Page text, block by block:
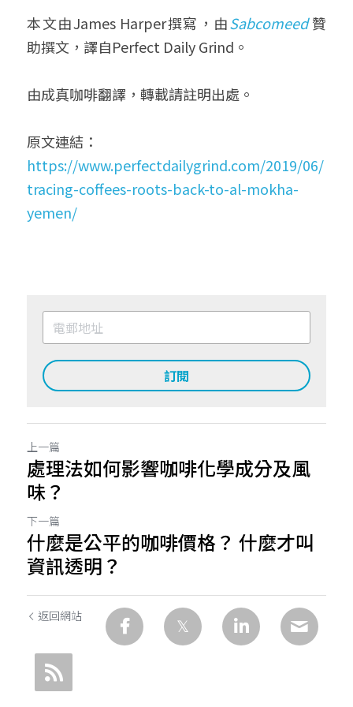
本文由James Harper撰寫，由Sabcomeed 贊
助撰文，譯自Perfect Daily Grind。
由成真咖啡翻譯，轉載請註明出處。
原文連結：
https://www.perfectdailygrind.com/2019/06/
tracing-coffees-roots-back-to-al-mokha-
yemen/
訂閱
上一篇
處理法如何影響咖啡化學成分及風
味？
下一篇
什麼是公平的咖啡價格？ 什麼才叫
資訊透明？
返回網站